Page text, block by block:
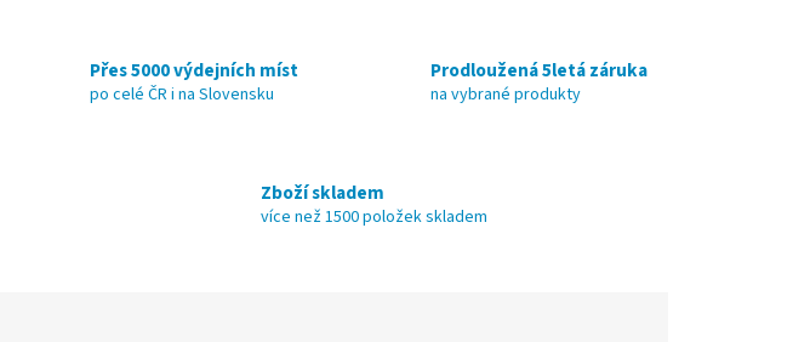
Přes 5000 výdejních míst
po celé ČR i na Slovensku
Prodloužená 5letá záruka
na vybrané produkty
Zboží skladem
více než 1500 položek skladem